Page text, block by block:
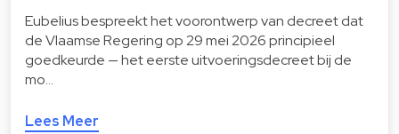
Eubelius bespreekt het voorontwerp van decreet dat
de Vlaamse Regering op 29 mei 2026 principieel
goedkeurde — het eerste uitvoeringsdecreet bij de
mo…
Lees Meer